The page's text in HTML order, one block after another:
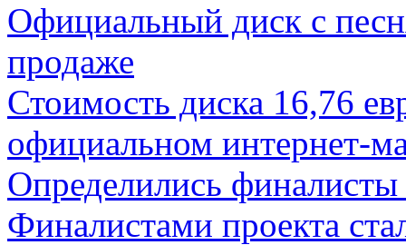
Официальный диск с
продаже
Стоимость диска 16,76
официальном интернет-
Определились
Финалистами проекта